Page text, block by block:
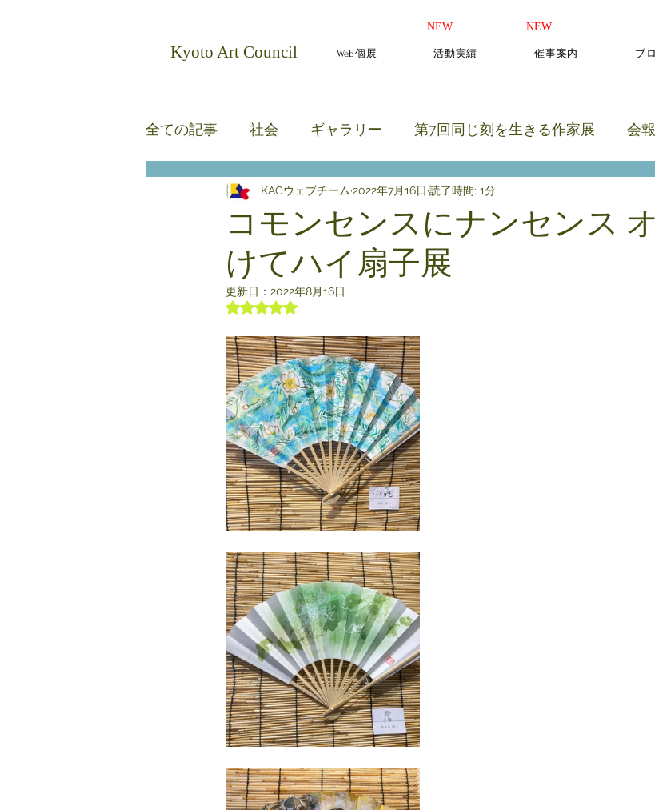
​NEW ​NEW
​Kyoto Art Council Web個展 活動実績 催事案内 ブ
全ての記事 社会 ギャラリー 第7回同じ刻を生きる作家展 会報
無題のカテゴリー 無題のカテゴリー
コモンセンスにナンセンス
けてハイ扇子展
KACウェブチーム 2022年7月16日 読了時間: 1分
更新日： 2022年8月16日
5つ星のうちNaNと評価されています。